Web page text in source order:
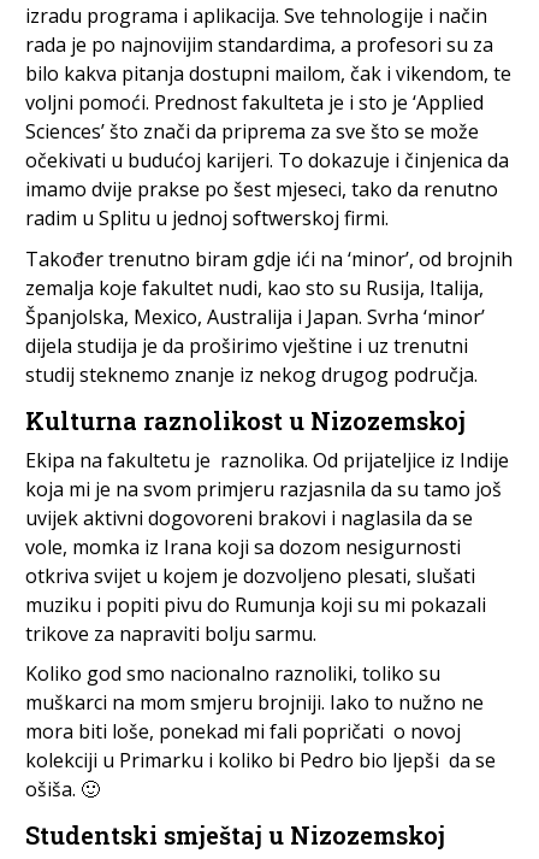
izradu programa i aplikacija. Sve tehnologije i način
rada je po najnovijim standardima, a profesori su za
bilo kakva pitanja dostupni mailom, čak i vikendom, te
voljni pomoći. Prednost fakulteta je i sto je ‘Applied
Sciences’ što znači da priprema za sve što se može
očekivati u budućoj karijeri. To dokazuje i činjenica da
imamo dvije prakse po šest mjeseci, tako da renutno
radim u Splitu u jednoj softwerskoj firmi.
Također trenutno biram gdje ići na ‘minor’, od brojnih
zemalja koje fakultet nudi, kao sto su Rusija, Italija,
Španjolska, Mexico, Australija i Japan. Svrha ‘minor’
dijela studija je da proširimo vještine i uz trenutni
studij steknemo znanje iz nekog drugog područja.
Kulturna raznolikost u Nizozemskoj
Ekipa na fakultetu je raznolika. Od prijateljice iz Indije
koja mi je na svom primjeru razjasnila da su tamo još
uvijek aktivni dogovoreni brakovi i naglasila da se
vole, momka iz Irana koji sa dozom nesigurnosti
otkriva svijet u kojem je dozvoljeno plesati, slušati
muziku i popiti pivu do Rumunja koji su mi pokazali
trikove za napraviti bolju sarmu.
Koliko god smo nacionalno raznoliki, toliko su
muškarci na mom smjeru brojniji. Iako to nužno ne
mora biti loše, ponekad mi fali popričati o novoj
kolekciji u Primarku i koliko bi Pedro bio ljepši da se
ošiša. 🙂
Studentski smještaj u Nizozemskoj